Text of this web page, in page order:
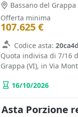
Bassano del Grappa
Offerta minima
107.625 €
Codice asta:
Quota indivisa di 7/16
Grappa (VI), in Via
16/10/2026
Asta Porzione